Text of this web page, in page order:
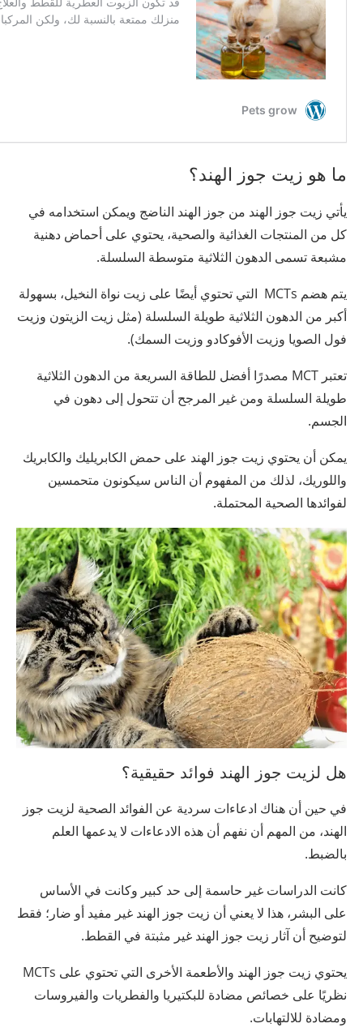
ما هو زيت جوز الهند؟
يأتي زيت جوز الهند من جوز الهند الناضج ويمكن استخدامه في
كل من المنتجات الغذائية والصحية، يحتوي على أحماض دهنية
مشبعة تسمى الدهون الثلاثية متوسطة السلسلة.
يتم هضم MCTs التي تحتوي أيضًا على زيت نواة النخيل، بسهولة
أكبر من الدهون الثلاثية طويلة السلسلة (مثل زيت الزيتون وزيت
فول الصويا وزيت الأفوكادو وزيت السمك).
تعتبر MCT مصدرًا أفضل للطاقة السريعة من الدهون الثلاثية
طويلة السلسلة ومن غير المرجح أن تتحول إلى دهون في
الجسم.
يمكن أن يحتوي زيت جوز الهند على حمض الكابريليك والكابريك
واللوريك، لذلك من المفهوم أن الناس سيكونون متحمسين
لفوائدها الصحية المحتملة.
هل لزيت جوز الهند فوائد حقيقية؟
في حين أن هناك ادعاءات سردية عن الفوائد الصحية لزيت جوز
الهند، من المهم أن نفهم أن هذه الادعاءات لا يدعمها العلم
بالضبط.
كانت الدراسات غير حاسمة إلى حد كبير وكانت في الأساس
على البشر، هذا لا يعني أن زيت جوز الهند غير مفيد أو ضار؛ فقط
لتوضيح أن آثار زيت جوز الهند غير مثبتة في القطط.
يحتوي زيت جوز الهند والأطعمة الأخرى التي تحتوي على MCTs
نظريًا على خصائص مضادة للبكتيريا والفطريات والفيروسات
ومضادة للالتهابات.